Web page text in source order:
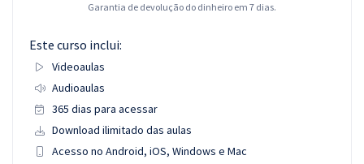
Garantia de devolução do dinheiro em 7 dias.
Este curso inclui:
Videoaulas
Audioaulas
365 dias para acessar
Download ilimitado das aulas
Acesso no Android, iOS, Windows e Mac